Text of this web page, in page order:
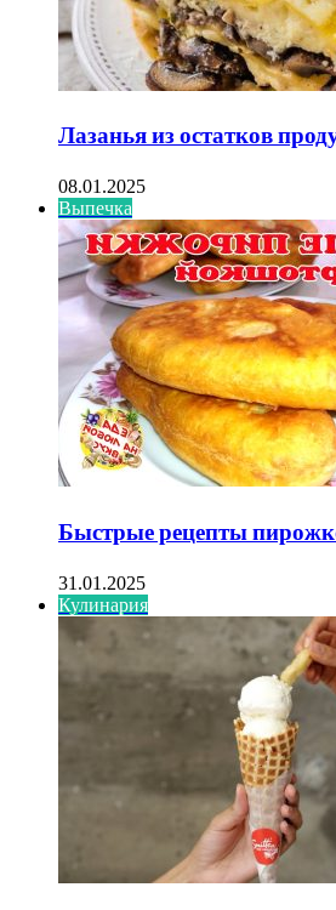
Лазанья из остатков
08.01.2025
Выпечка
Быстрые рецепты
31.01.2025
Кулинария